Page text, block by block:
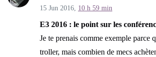
15 Jun 2016, 10 h 59 min
E3 2016 : le point sur les
Je te prenais comme exemple parce
troller, mais combien de mecs